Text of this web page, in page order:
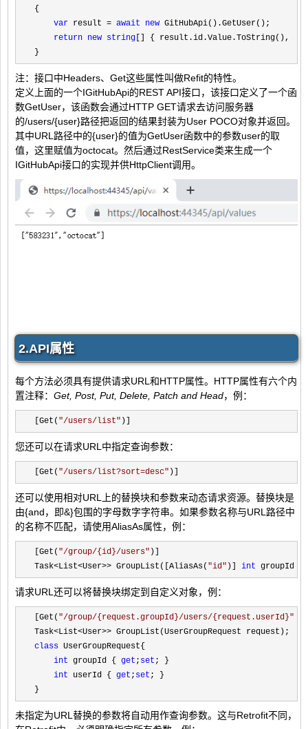
{
var result = await new GitHubApi().GetUser();
return new string [] { result.id.Value.ToString(),
}
注：接口中Headers、Get这些属性叫做Refit的特性。
定义上面的一个IGitHubApi的REST API接口，该接口定义了一个函
数GetUser，该函数会通过HTTP GET请求去访问服务器
的/users/{user}路径把返回的结果封装为User POCO对象并返回。
其中URL路径中的{user}的值为GetUser函数中的参数user的取
值，这里赋值为octocat。然后通过RestService类来生成一个
IGitHubApi接口的实现并供HttpClient调用。
2.API属性
每个方法必须具有提供请求URL和HTTP属性。HTTP属性有六个内
置注释： Get, Post, Put, Delete, Patch and Head，例：
[Get( "/users/list" )]
您还可以在请求URL中指定查询参数：
[Get( "/users/list?sort=desc" )]
还可以使用相对URL上的替换块和参数来动态请求资源。替换块是
由{and，即&}包围的字母数字字符串。如果参数名称与URL路径中
的名称不匹配，请使用AliasAs属性，例：
[Get( "/group/{id}/users" )]
Task<List<User>> GroupList([AliasAs( "id" )] int groupId);
请求URL还可以将替换块绑定到自定义对象，例：
[Get( "/group/{request.groupId}/users/{request.userId}"
Task<List<User>>
class UserGroupRequest{
int groupId { get ; set ; }
int userId { get ; set ; }
}
未指定为URL替换的参数将自动用作查询参数。这与Retrofit不同，